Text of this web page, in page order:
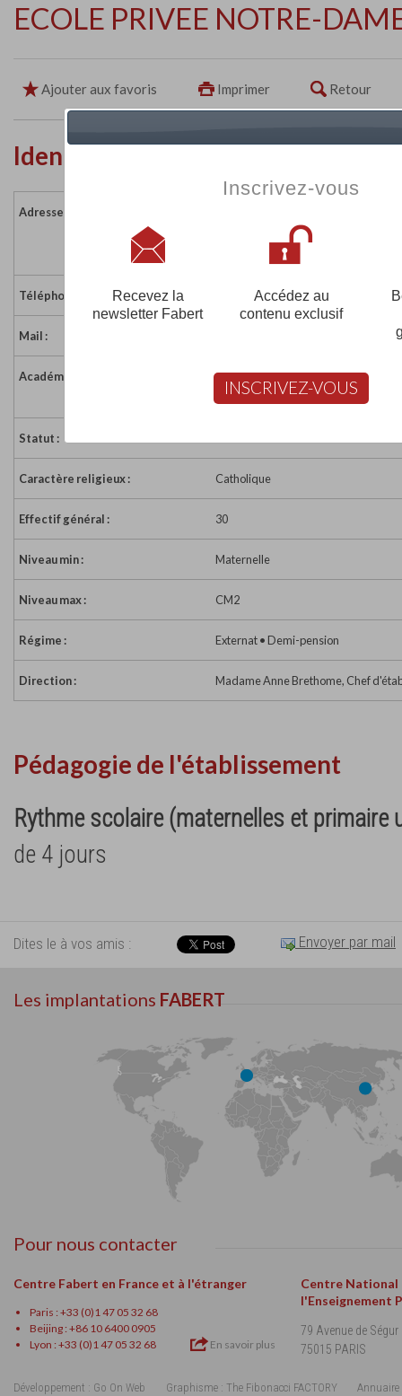
ECOLE PRIVEE NOTRE-
Ajouter aux favoris Imprimer Retour
Identité de l'établissement
Adresse :
85630 BARBATRE
Téléphone : 02 51 39 80 40
Mail :
Académie :
Académie de Nantes
Académie de Nantes sur
Statut :
Caractère religieux : Catholique
Effectif général : 30
Niveau min : Maternelle
Niveau max : CM2
Régime : Externat • Demi-pension
Direction : Madame Anne Brethome, Chef
Pédagogie de l'établissement
Rythme scolaire (maternelles et primaire
de 4 jours
Dites le à vos amis : Envoyer par mail
Les implantations FABERT
Pour nous contacter
Centre Fabert en France et à l'étranger
Paris : +33 (0)1 47 05 32 68
Beijing : +86 10 6400 0905
Lyon : +33 (0)1 47 05 32 68
En savoir plus
Centre National
l'Enseignement
79 Avenue de Ségur
75015 PARIS
Développement : Go On Web Graphisme : The Fibonacci FACTORY Annuaire
Inscrivez-vous
Recevez la
newsletter Fabert
Accédez au
contenu exclusif
INSCRIVEZ-VOUS